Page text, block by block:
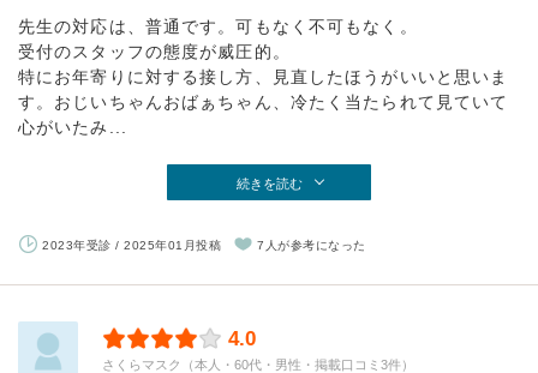
先生の対応は、普通です。可もなく不可もなく。
受付のスタッフの態度が威圧的。
特にお年寄りに対する接し方、見直したほうがいいと思いま
す。おじいちゃんおばぁちゃん、冷たく当たられて見ていて
心がいたみ...
続きを読む
2023年受診 / 2025年01月投稿 7人が参考になった
4.0
さくらマスク（本人・60代・男性・掲載口コミ3件）